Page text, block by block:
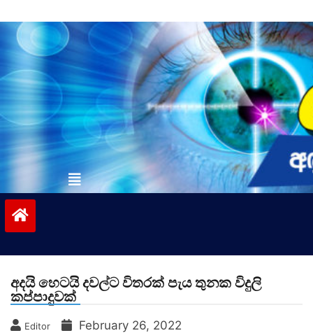
to
contentvinivida.lk
අදයි හෙටයි දවල්ට විතරක් පැය තුනක විදුලි
කප්පාදුවක්
Editor February 26, 2022